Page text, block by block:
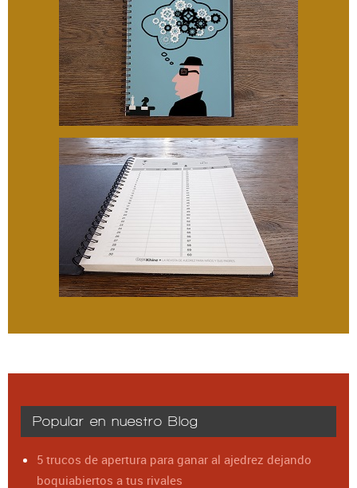
Popular en nuestro Blog
5 trucos de apertura para ganar al ajedrez dejando
boquiabiertos a tus rivales